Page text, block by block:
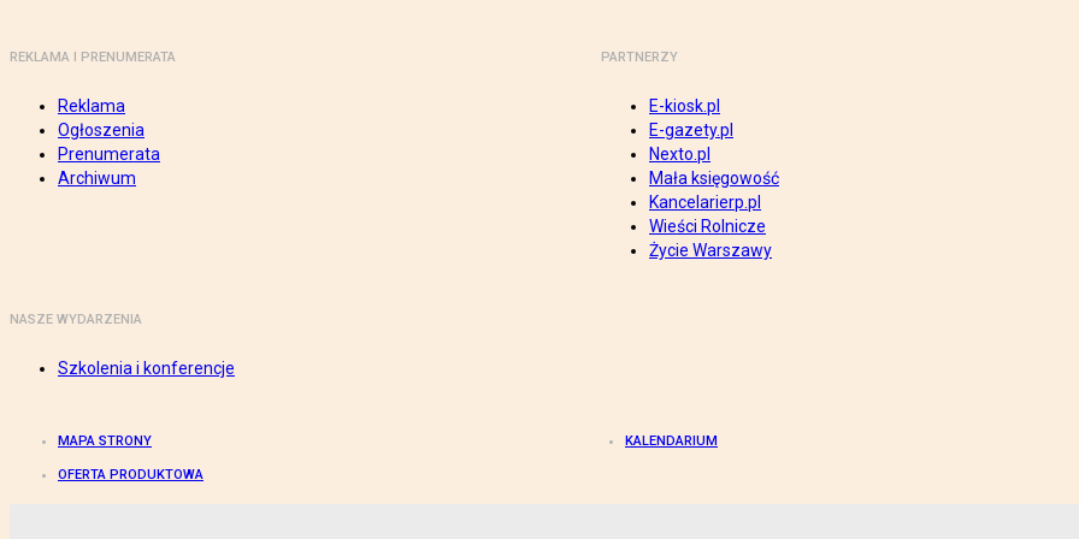
REKLAMA I PRENUMERATA
Reklama
Ogłoszenia
Prenumerata
Archiwum
PARTNERZY
E-kiosk.pl
E-gazety.pl
Nexto.pl
Mała księgowość
Kancelarierp.pl
Wieści Rolnicze
Życie Warszawy
NASZE WYDARZENIA
Szkolenia i konferencje
MAPA STRONY KALENDARIUM
OFERTA PRODUKTOWA